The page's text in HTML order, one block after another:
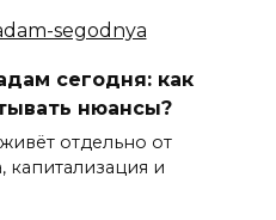
сегодня: как
нюансы?
отдельно от
капитализация и